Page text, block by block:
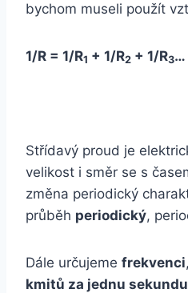
bychom museli použít
1/R = 1/R1 + 1/R2 + 1/R3…
Střídavý proud je
velikost i směr se s
změna periodický
průběh periodický,
Dále určujeme frekvenci
kmitů za jednu sekundu